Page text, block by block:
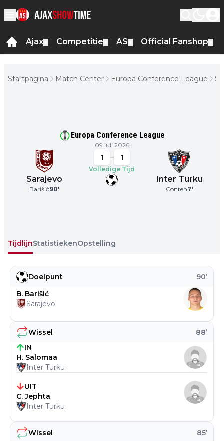
Ajax Competitie AS Official Fanshop
Startpagina Match Center Europa Conference League
Europa Conference League
09 juli 2026
Sarajevo
Barišić90'
1 1
Volledige Tijd
Inter Turku
Conteh7'
TijdlijnStatistiekenOpstelling
Wissel 85’
Wissel 88’
IN
H. Salomaa
Inter Turku
UIT
C. Jephta
Inter Turku
Doelpunt 90’
B. Barišić
Sarajevo